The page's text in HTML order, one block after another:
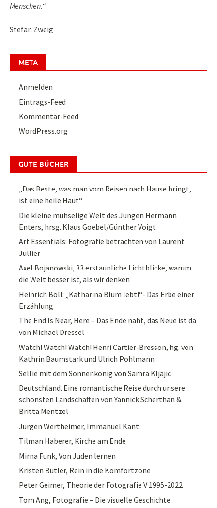
Menschen.“
Stefan Zweig
META
Anmelden
Eintrags-Feed
Kommentar-Feed
WordPress.org
GUTE BÜCHER
„Das Beste, was man vom Reisen nach Hause bringt,
ist eine heile Haut“
Die kleine mühselige Welt des Jungen Hermann
Enters, hrsg. Klaus Goebel/Günther Voigt
Art Essentials: Fotografie betrachten von Laurent
Jullier
Axel Bojanowski, 33 erstaunliche Lichtblicke, warum
die Welt besser ist, als wir denken
Heinrich Böll: „Katharina Blum lebt!“- Das Erbe einer
Erzählung
The End Is Near, Here – Das Ende naht, das Neue ist da
von Michael Dressel
Watch! Watch! Watch! Henri Cartier-Bresson, hg. von
Kathrin Baumstark und Ulrich Pohlmann
Selfie mit dem Sonnenkönig von Samra Kljajic
Deutschland. Eine romantische Reise durch unsere
schönsten Landschaften von Yannick Scherthan &
Britta Mentzel
Jürgen Wertheimer, Immanuel Kant
Tilman Haberer, Kirche am Ende
Mirna Funk, Von Juden lernen
Kristen Butler, Rein in die Komfortzone
Peter Geimer, Theorie der Fotografie V 1995-2022
Tom Ang, Fotografie – Die visuelle Geschichte